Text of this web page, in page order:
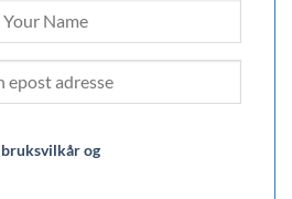
bruksvilkår og